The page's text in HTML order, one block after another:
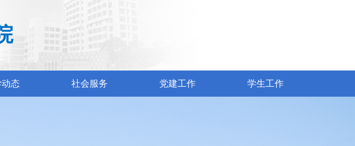
态 社会服务 党建工作 学生工作